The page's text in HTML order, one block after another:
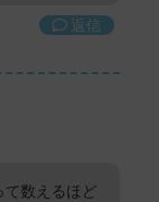
返信
て数えるほど